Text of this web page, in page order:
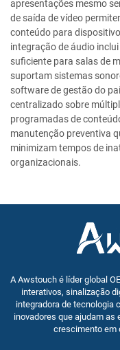
apresentações mesmo
de saída de vídeo
conteúdo para
integração de áudio
suficiente para salas de
suportam sistemas
software de gestão do
centralizado sobre
programadas de
manutenção preventiva
minimizam tempos de
organizacionais.
A Awstouch é líder global
interativos, sinalização
integradora de tecnologia
inovadores que ajudam as
crescimento em